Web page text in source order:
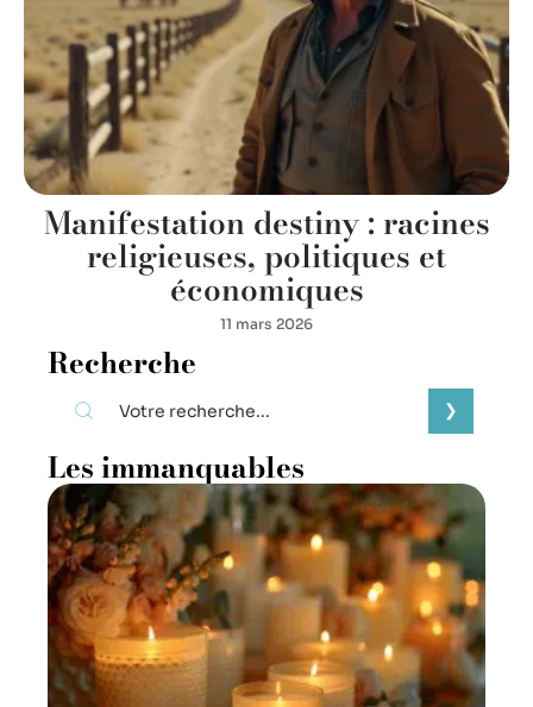
Manifestation destiny : racines
religieuses, politiques et
économiques
11 mars 2026
Recherche
Les immanquables